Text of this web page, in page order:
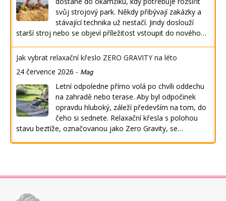
svůj strojový park. Někdy přibývají zakázky a
stávající technika už nestačí. Jindy doslouží
starší stroj nebo se objeví příležitost vstoupit do nového…
Jak vybrat relaxační křeslo ZERO GRAVITY na léto
24 července 2026 - Mag
Letní odpoledne přímo volá po chvíli oddechu
na zahradě nebo terase. Aby byl odpočinek
opravdu hluboký, záleží především na tom, do
čeho si sednete. Relaxační křesla s polohou
stavu beztíže, označovanou jako Zero Gravity, se…